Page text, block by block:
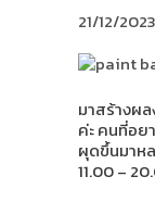
21/12/2023
มาสร้างผ
ค่ะ คนที่อย
ผุดขึ้นมาห
11.00 –
Bar
คน
วาด
รูป